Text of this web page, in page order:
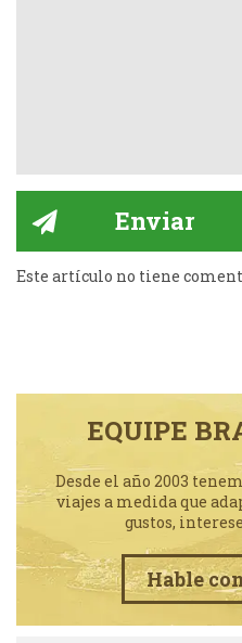
Este artículo no tiene
EQUIPE
Desde el año 2003
viajes a medida que
gustos,
Hable